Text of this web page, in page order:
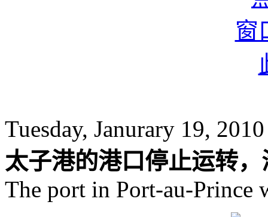
Tuesday, Janurary 19, 2010
太子港的港口停止运转
The port in Port-au-Prince